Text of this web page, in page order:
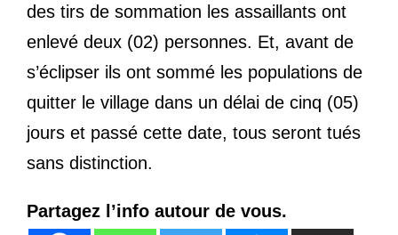
des tirs de sommation les assaillants ont
enlevé deux (02) personnes. Et, avant de
s’éclipser ils ont sommé les populations de
quitter le village dans un délai de cinq (05)
jours et passé cette date, tous seront tués
sans distinction.
Partagez l’info autour de vous.